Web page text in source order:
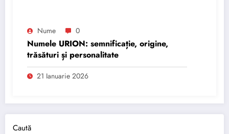
Nume 0
Numele URION: semnificație, origine,
trăsături și personalitate
21 Ianuarie 2026
Caută